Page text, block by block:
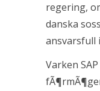
regering,
danska
ansvarsfull
Varken